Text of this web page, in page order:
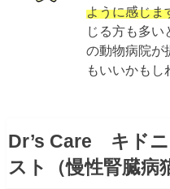
ように感じま
じる方も多い
の動物病院が
もいいかもし
Dr’s Care キド
スト（慢性腎臓病